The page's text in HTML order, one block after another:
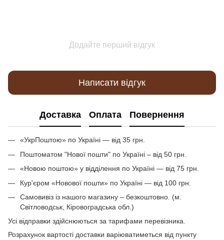
Додайте перший відгук
Написати відгук
Доставка Оплата Повернення
«УкрПоштою» по Україні — від 35 грн.
Поштоматом "Нової пошти" по Україні – від 50 грн.
«Новою поштою» у відділення по Україні — від 75 грн.
Кур'єром «Новової пошти» по Україні — від 100 грн.
Самовивіз із нашого магазину – безкоштовно. (м.
Світловодськ, Кіровоградська обл.)
Усі відправки здійснюються за тарифами перевізника.
Розрахунок вартості доставки варіюватиметься від пункту